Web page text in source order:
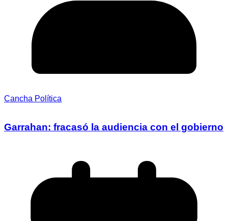
Cancha Política
Garrahan: fracasó la audiencia con el gobierno